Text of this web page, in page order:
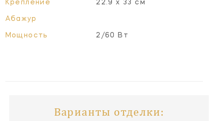
Крепление 22.9 х 33 см
Абажур
Мощность 2/60 Вт
Варианты отделки: